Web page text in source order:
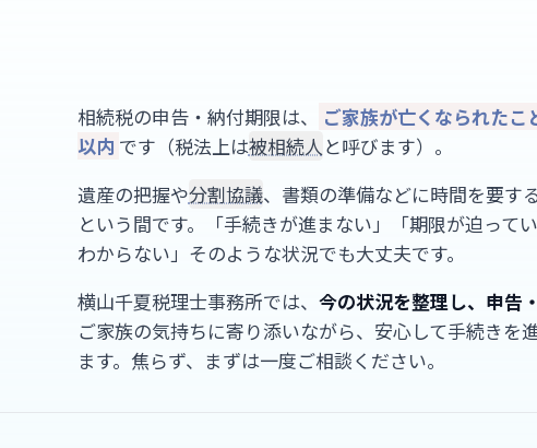
相続税の申告・納付期限は、
ご家族が亡くなられた
以内 です（税法上は被相続人 と呼びます）。
遺産の把握や分割協議、書類の準備などに時間を要す
という間です。「手続きが進まない」「期限が迫って
わからない」そのような状況でも大丈夫です。
横山千夏税理士事務所では、 今の状況を整理し、申告
ご家族の気持ちに寄り添いながら、安心して手続きを
ます。焦らず、まずは一度ご相談ください。